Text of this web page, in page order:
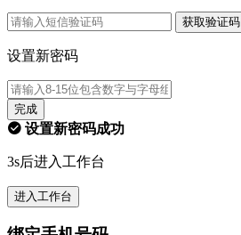
获取验证码
设置新密码
完成
设置新密码成功
3s后进入工作台
进入工作台